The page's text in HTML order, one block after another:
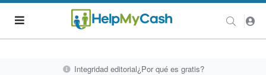
Integridad editorial¿Por qué es gratis?